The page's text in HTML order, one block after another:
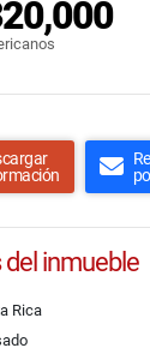
del inmueble
Rica